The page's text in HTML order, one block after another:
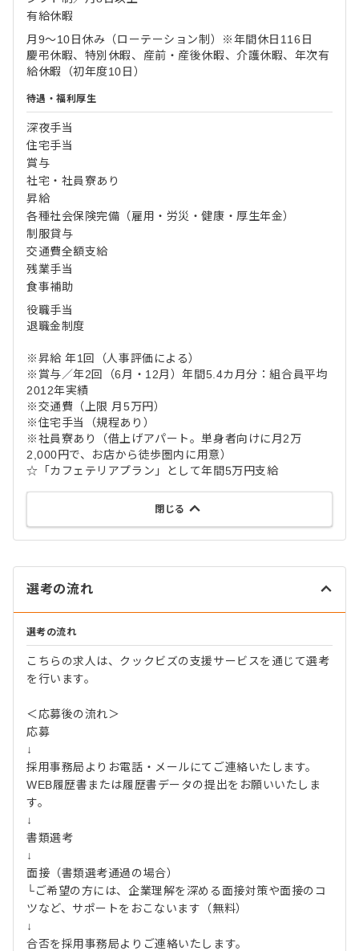
有給休暇
月9～10日休み（ローテーション制）※年間休日116日
慶弔休暇、特別休暇、産前・産後休暇、介護休暇、年次有
給休暇（初年度10日）
待遇・福利厚生
深夜手当
住宅手当
賞与
社宅・社員寮あり
昇給
各種社会保険完備（雇用・労災・健康・厚生年金）
制服貸与
交通費全額支給
残業手当
食事補助
役職手当
退職金制度
※昇給 年1回（人事評価による）
※賞与／年2回（6月・12月）年間5.4カ月分：組合員平均
2012年実績
※交通費（上限 月5万円）
※住宅手当（規程あり）
※社員寮あり（借上げアパート。単身者向けに月2万
2,000円で、お店から徒歩圏内に用意）
☆「カフェテリアプラン」として年間5万円支給
閉じる
選考の流れ
選考の流れ
こちらの求人は、クックビズの支援サービスを通じて選考
を行います。
＜応募後の流れ＞
応募
↓
採用事務局よりお電話・メールにてご連絡いたします。
WEB履歴書または履歴書データの提出をお願いいたしま
す。
↓
書類選考
↓
面接（書類選考通過の場合）
└ご希望の方には、企業理解を深める面接対策や面接のコ
ツなど、サポートをおこないます（無料）
↓
合否を採用事務局よりご連絡いたします。